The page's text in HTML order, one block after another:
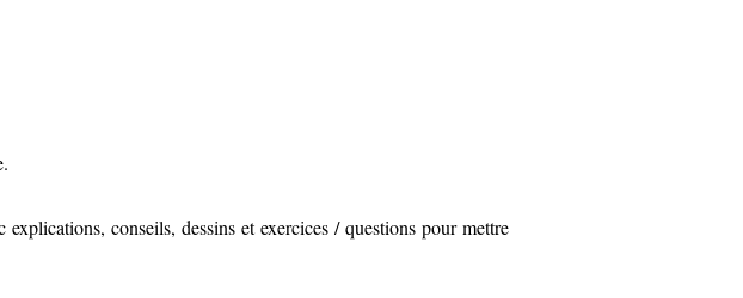
conseils, dessins et exercices / questions pour mettre